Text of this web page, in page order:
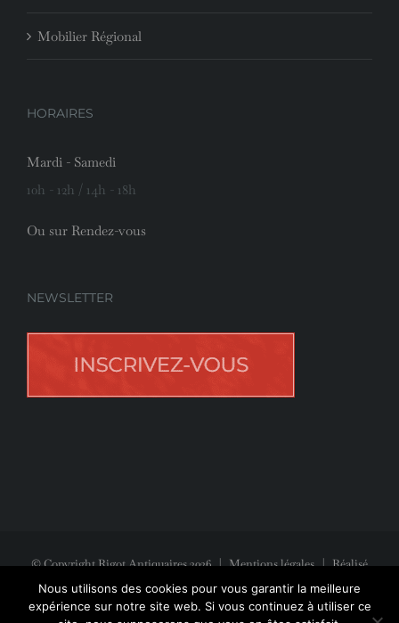
Mobilier Régional
HORAIRES
Mardi - Samedi
10h - 12h / 14h - 18h
Ou sur Rendez-vous
NEWSLETTER
© Copyright Rigot Antiquaires2026|Mentions légales| Réalisé
avec la participation deJeff Concept
Nous utilisons des cookies pour vous garantir la meilleure
expérience sur notre site web. Si vous continuez à utiliser ce